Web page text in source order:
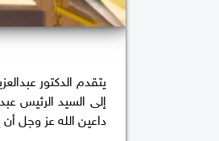
يتقدم الدكتور
إلى السيد الرئيس
داعين الله عز وجل أن